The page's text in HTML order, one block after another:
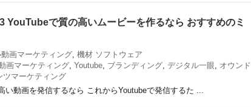
YouTubeで質の高いムービーを作るなら おすすめのミ
動画マーケティング 機材 ソフトウェア
画マーケティング Youtube ブランディング デジタル一眼
オウンド
ツマーケティング
い動画を発信するなら これからYoutubeで発信するた ...